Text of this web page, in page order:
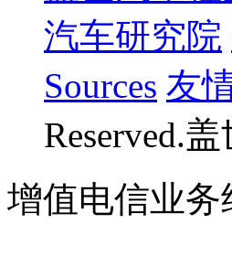
汽车研究院
Sources 友
Reserved.
增值电信业务